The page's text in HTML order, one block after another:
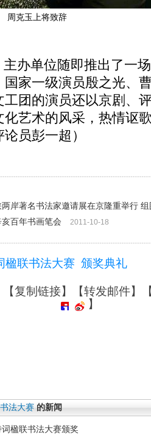
周克玉上将致辞
单位随即推出了一场
家一级演员殷之光、
团的演员还以京剧、
艺术的风采，热情讴
员彭一超）
岸著名书法家邀请展在京隆重举行 组
百年书画笔会
2011-10-18
楹联书法大赛 颁奖典礼
复制链接】【转发邮件】
】
法大赛 的新闻
楹联书法大赛颁奖